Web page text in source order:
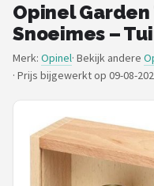
Merken
Blog
Borderplanten
Grasmaaiers
Hogedrukreinigers
Opinel
Snoeimes –
Merk: Opinel· Bekijk andere
· Prijs bijgewerkt op 09-08-